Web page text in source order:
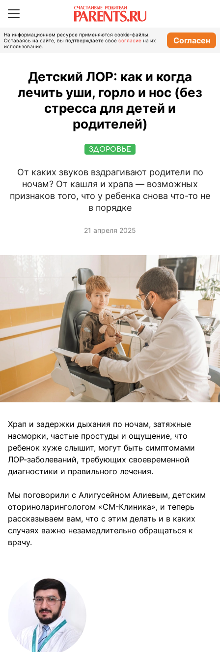
На информационном ресурсе применяются cookie-файлы.
Оставаясь на сайте, вы подтверждаете свое согласие на их
использование.
Согласен
Детский ЛОР: как и когда
лечить уши, горло и нос (без
стресса для детей и
родителей)
ЗДОРОВЬЕ
От каких звуков вздрагивают родители по
ночам? От кашля и храпа — возможных
признаков того, что у ребенка снова что-то не
в порядке
21 апреля 2025
Храп и задержки дыхания по ночам, затяжные
насморки, частые простуды и ощущение, что
ребенок хуже слышит, могут быть симптомами
ЛОР-заболеваний, требующих своевременной
диагностики и правильного лечения.
Мы поговорили с Алигусейном Алиевым, детским
оториноларингологом «СМ-Клиника», и теперь
рассказываем вам, что с этим делать и в каких
случаях важно незамедлительно обращаться к
врачу.